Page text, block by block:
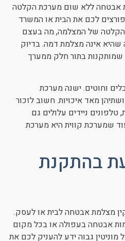
אבטחה ללא שום מערכת הקלטה
לכם את הבית או המשרד
של המצלמה, מה בעצם
אינה מצלמת דמה. בדיוק
בתור חלק ממערך
וחוטים. ישנה מערכת
מאד איכויות. חשוב לזכור
ניידים עלולים גם
שמערכת קווית היא מערכת
בהתקנת
מצלמת אבטחה לבית או לעסק.
אבטחה בעפולה או בכל מקום
גבוה ידע להעניק לכם את